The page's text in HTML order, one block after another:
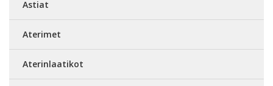
Astiat
Aterimet
Aterinlaatikot